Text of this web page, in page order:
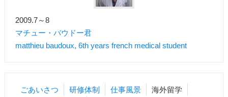
2009.7～8
マチュー・バウドー君
matthieu baudoux, 6th years french medical student
ごあいさつ 研修体制 仕事風景
海外留学